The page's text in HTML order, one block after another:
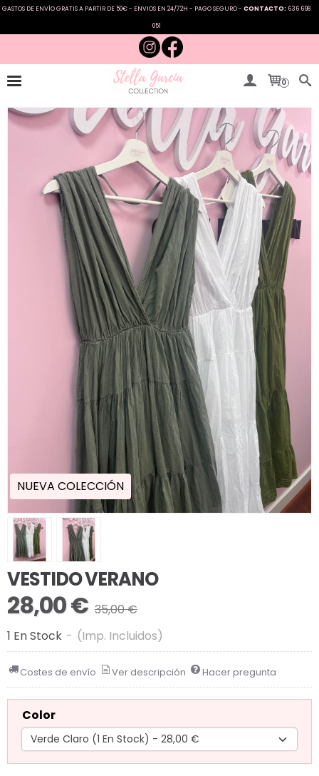
GASTOS DE ENVÍO GRATIS A PARTIR DE 50€ - ENVIOS EN 24/72H - PAGO SEGURO - CONTACTO: 636 698
051
0
NUEVA COLECCIÓN
VESTIDO VERANO
28,00 € 35,00 €
1 En Stock - (Imp. Incluidos)
Costes de envío Ver descripción Hacer pregunta
Color